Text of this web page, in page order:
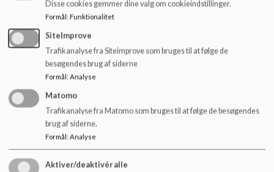
Hyldgårdsskolen
Hyldgårds Allé 9
hyldgaardsskolen@ikast-brande.dk
99604800
EAN NR.
5798005571100
Sitemap
Disse cookies gemmer dine valg om cookieindstillinger.
Formål: Funktionalitet
SiteImprove
Trafikanalyse fra Siteimprove som bruges til at følge de
besøgendes brug af siderne
Formål: Analyse
Matomo
Trafikanalyse fra Matomo som bruges til at følge de besøgendes
brug af siderne.
Formål: Analyse
Aktiver/deaktivér alle